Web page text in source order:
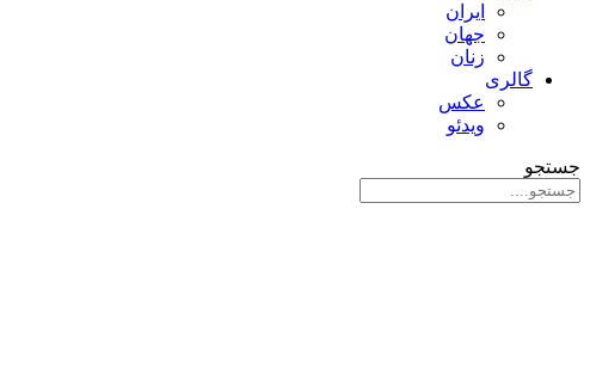
ایران
جهان
زنان
گالری
عکس
ویدئو
جستجو